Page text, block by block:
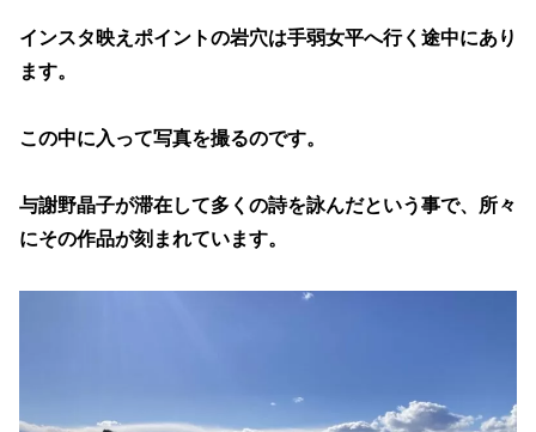
インスタ映えポイントの岩穴は手弱女平へ行く途中にあり
ます。
この中に入って写真を撮るのです。
与謝野晶子が滞在して多くの詩を詠んだという事で、所々
にその作品が刻まれています。